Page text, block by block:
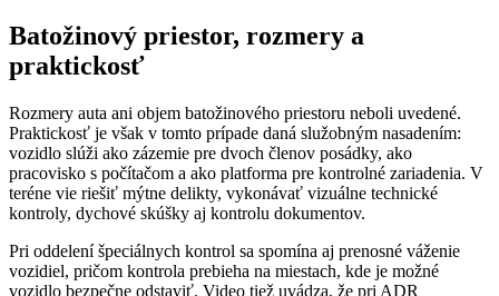
Batožinový priestor, rozmery a
praktickosť
Rozmery auta ani objem batožinového priestoru neboli uvedené.
Praktickosť je však v tomto prípade daná služobným nasadením:
vozidlo slúži ako zázemie pre dvoch členov posádky, ako
pracovisko s počítačom a ako platforma pre kontrolné zariadenia. V
teréne vie riešiť mýtne delikty, vykonávať vizuálne technické
kontroly, dychové skúšky aj kontrolu dokumentov.
Pri oddelení špeciálnych kontrol sa spomína aj prenosné váženie
vozidiel, pričom kontrola prebieha na miestach, kde je možné
vozidlo bezpečne odstaviť. Video tiež uvádza, že pri ADR